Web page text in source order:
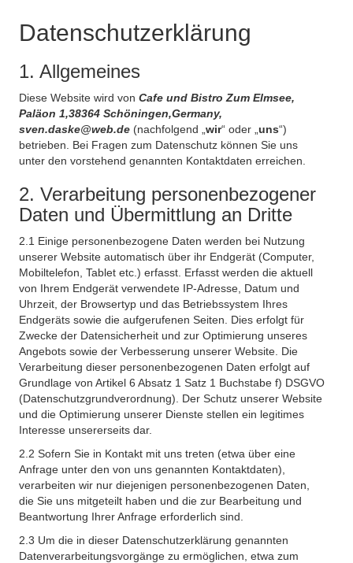
Datenschutzerklärung
1. Allgemeines
Diese Website wird von Cafe und Bistro Zum Elmsee,
Paläon 1,38364 Schöningen,Germany,
sven.daske@web.de (nachfolgend „ wir“ oder „ uns“)
betrieben. Bei Fragen zum Datenschutz können Sie uns
unter den vorstehend genannten Kontaktdaten erreichen.
2. Verarbeitung personenbezogener
Daten und Übermittlung an Dritte
2.1 Einige personenbezogene Daten werden bei Nutzung
unserer Website automatisch über ihr Endgerät (Computer,
Mobiltelefon, Tablet etc.) erfasst. Erfasst werden die aktuell
von Ihrem Endgerät verwendete IP-Adresse, Datum und
Uhrzeit, der Browsertyp und das Betriebssystem Ihres
Endgeräts sowie die aufgerufenen Seiten. Dies erfolgt für
Zwecke der Datensicherheit und zur Optimierung unseres
Angebots sowie der Verbesserung unserer Website. Die
Verarbeitung dieser personenbezogenen Daten erfolgt auf
Grundlage von Artikel 6 Absatz 1 Satz 1 Buchstabe f) DSGVO
(Datenschutzgrundverordnung). Der Schutz unserer Website
und die Optimierung unserer Dienste stellen ein legitimes
Interesse unsererseits dar.
2.2 Sofern Sie in Kontakt mit uns treten (etwa über eine
Anfrage unter den von uns genannten Kontaktdaten),
verarbeiten wir nur diejenigen personenbezogenen Daten,
die Sie uns mitgeteilt haben und die zur Bearbeitung und
Beantwortung Ihrer Anfrage erforderlich sind.
2.3 Um die in dieser Datenschutzerklärung genannten
Datenverarbeitungsvorgänge zu ermöglichen, etwa zum